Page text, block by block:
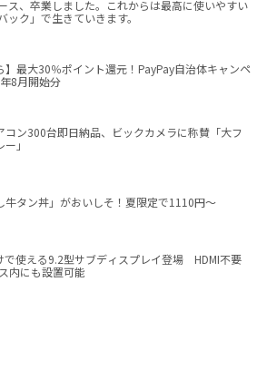
ス、卒業しました。これからは最高に使いやすい
ック」で生きていきます。
】最大30％ポイント還元！PayPay自治体キャンペ
8月開始分
コン300台即日納品、ビックカメラに称賛「大フ
」
牛タン丼」がおいしそ！夏限定で1110円～
で使える9.2型サブディスプレイ登場 HDMI不要
内にも設置可能